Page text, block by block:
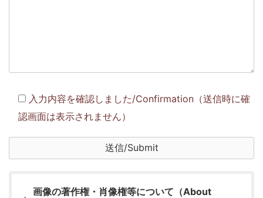
入力内容を確認しました/Confirmation（送信時に確
認画面は表示されません）
画像の著作権・肖像権等について（About